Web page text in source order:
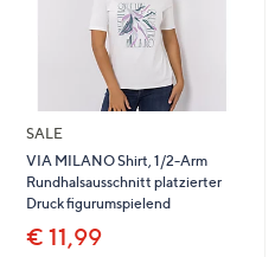
SALE
VIA MILANO Shirt, 1/2-Arm
Rundhalsausschnitt platzierter
Druck figurumspielend
€ 11,99